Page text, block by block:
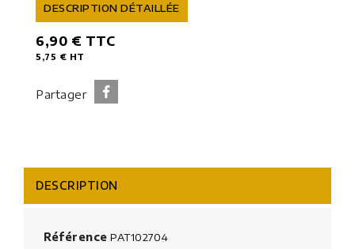
DESCRIPTION DÉTAILLÉE
6,90 € TTC
5,75 € HT
Partager
DESCRIPTION
Référence PAT102704